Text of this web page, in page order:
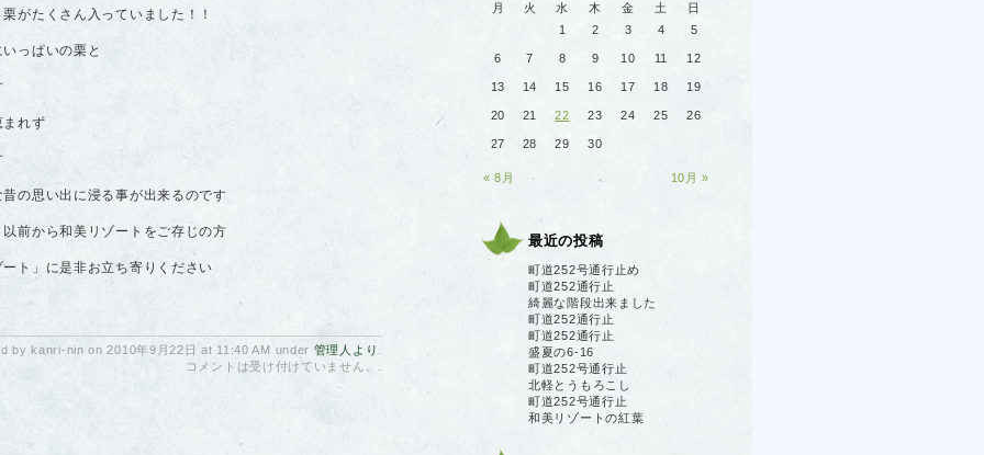
がたくさん入っていました！！
っぱいの栗と
まれず
思い出に浸る事が出来るのです
前から和美リゾートをご存じの方
ト」に是非お立ち寄りください
by kanri-nin on 2010年9月22日 at 11:40 AM under 管理人より
コメントは受け付けていません。
月
火 水 木 金 土 日
« 8月 10月 »
1 2 3 4 5
6 7 8 9 10 11 12
13 14 15 16 17 18 19
20 21 22 23 24 25 26
27 28 29 30
最近の投稿
町道252号通行止め
町道252通行止
綺麗な階段出来ました
町道252通行止
町道252通行止
盛夏の6-16
町道252号通行止
北軽とうもろこし
町道252号通行止
和美リゾートの紅葉